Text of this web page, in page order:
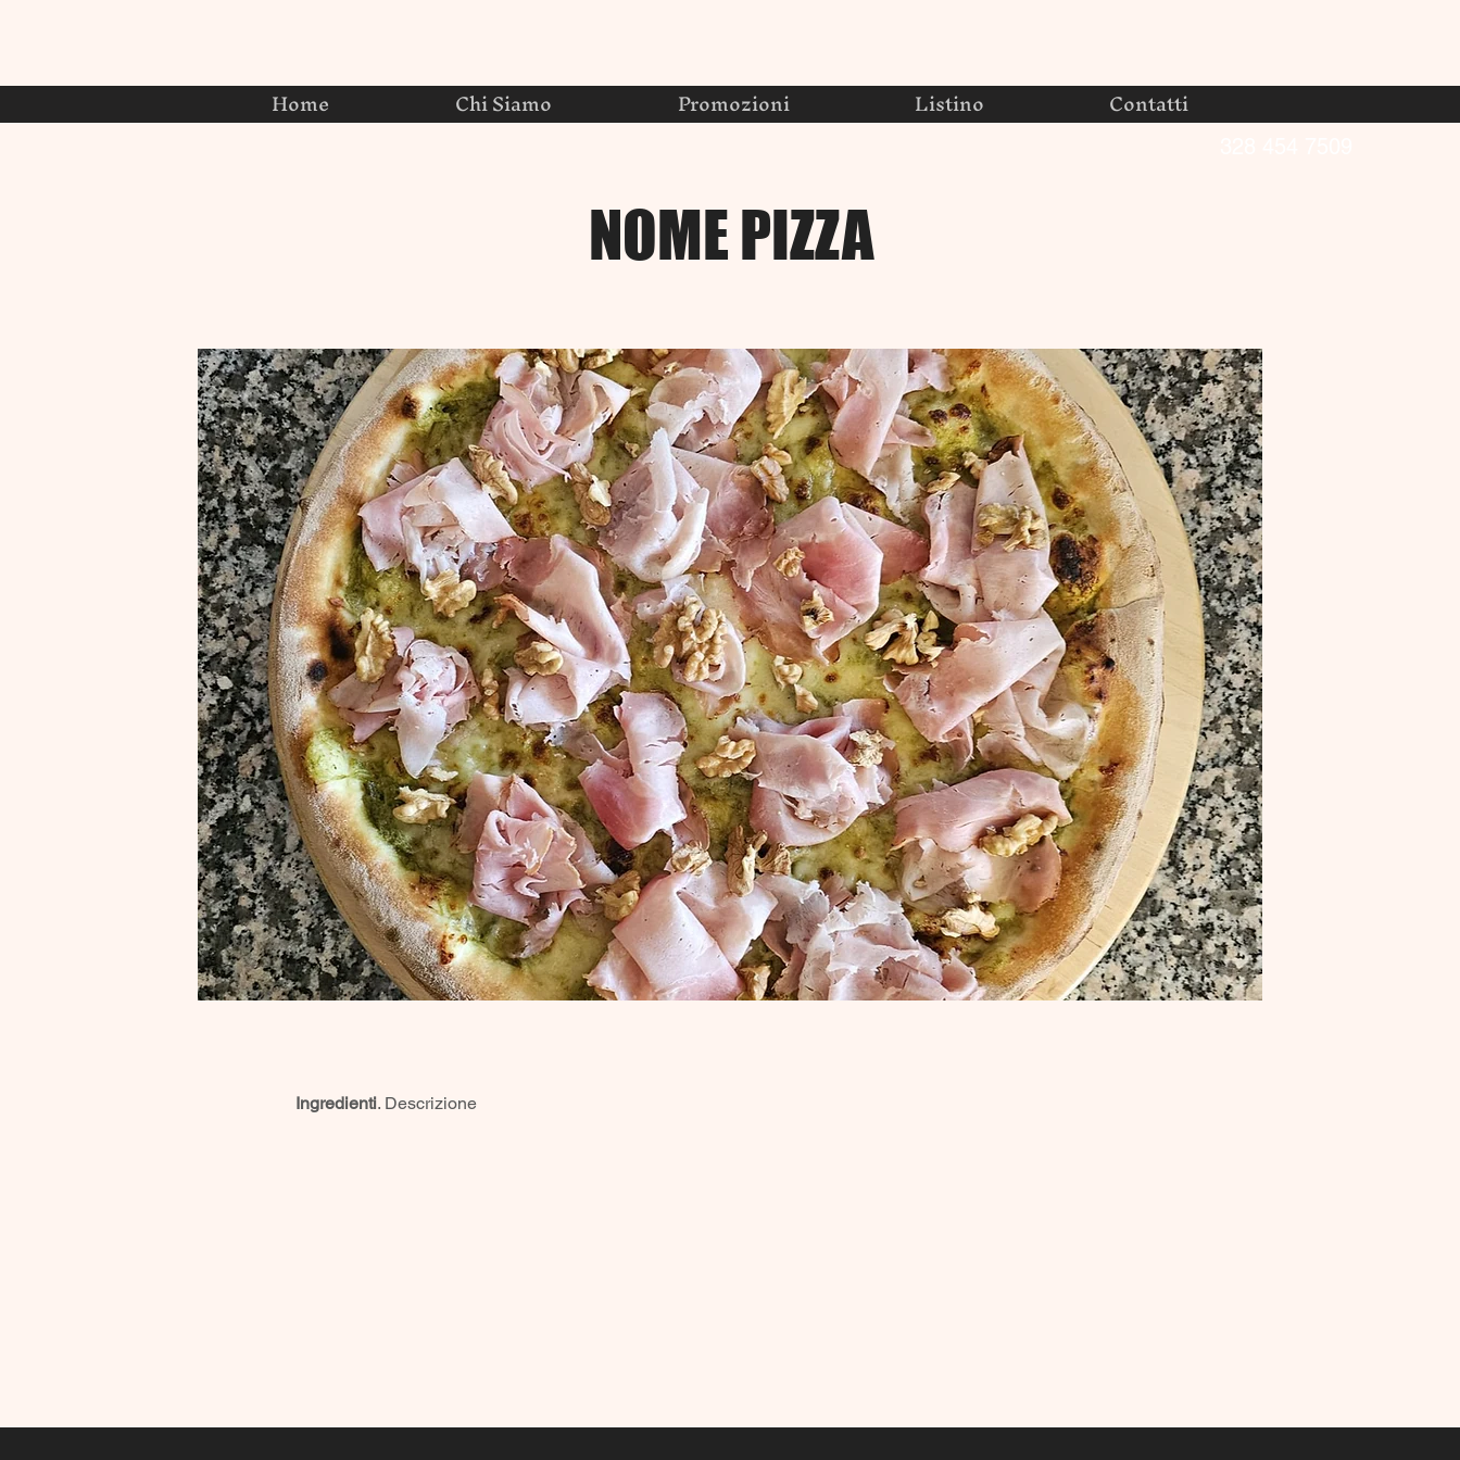
Home Chi Siamo Promozioni Listino Contatti
NOME PIZZA
Ingredienti. Descrizione